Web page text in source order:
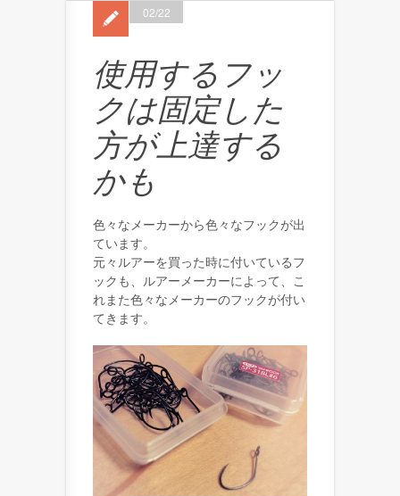
使用するフッ
クは固定した
方が上達する
かも
02/22
色々なメーカーから色々なフックが出
ています。
元々ルアーを買った時に付いているフ
ックも、ルアーメーカーによって、こ
れまた色々なメーカーのフックが付い
てきます。